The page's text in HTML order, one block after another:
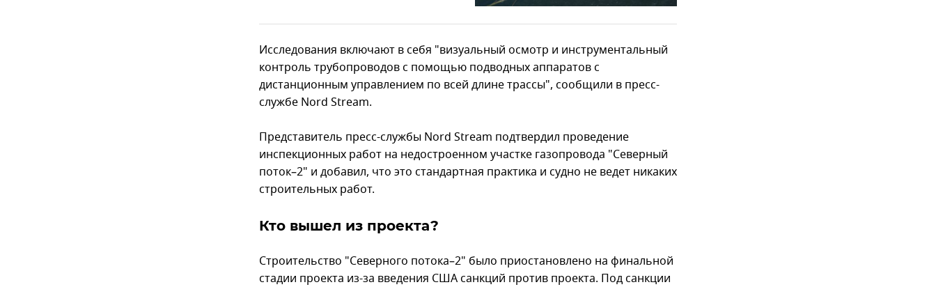
Исследования включают в себя "визуальный осмотр и инструментальный
контроль трубопроводов с помощью подводных аппаратов с
дистанционным управлением по всей длине трассы", сообщили в пресс-
службе Nord Stream.
Представитель пресс-службы Nord Stream подтвердил проведение
инспекционных работ на недостроенном участке газопровода "Северный
поток–2" и добавил, что это стандартная практика и судно не ведет никаких
строительных работ.
Кто вышел из проекта?
Строительство "Северного потока–2" было приостановлено на финальной
стадии проекта из-за введения США санкций против проекта. Под санкции